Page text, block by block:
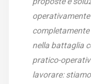
nella battaglia
pratico-
lavorare: